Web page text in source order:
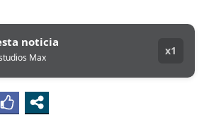
noticia
Max
x1